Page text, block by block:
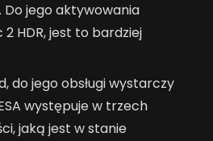
jego aktywowania
HDR, jest to bardziej
do jego obsługi wystarczy
występuje w trzech
jaką jest w stanie